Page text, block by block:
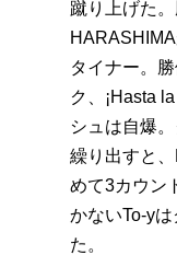
蹴り上げた。
タイナー。
ク、¡Hasta
シュは自爆
繰り出すと
めて3カウン
かないTo-y
た。